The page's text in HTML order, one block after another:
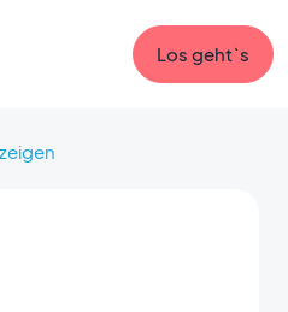
Los geht`s